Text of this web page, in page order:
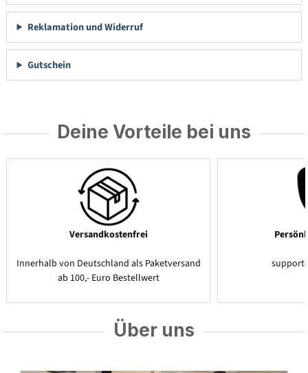
Reklamation und Widerruf
Gutschein
Deine Vorteile bei uns
Versandkostenfrei
Innerhalb von Deutschland als Paketversand
ab 100,- Euro Bestellwert
Über uns